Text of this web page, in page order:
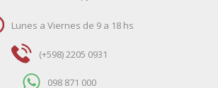
Lunes a Viernes de 9 a 18 hs
(+598) 2205 0931
098 871 000